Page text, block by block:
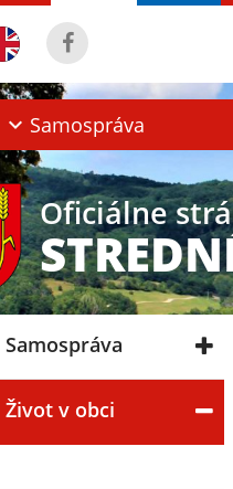
Samospráva
Oficiálne
Samospráva
Život v obci